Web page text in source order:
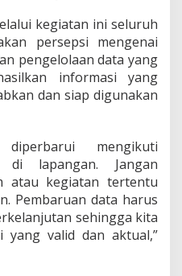
kegiatan ini seluruh
persepsi mengenai
pengelolaan data yang
informasi yang
dan siap digunakan
mengikuti
di lapangan. Jangan
atau kegiatan tertentu
Pembaruan data harus
sehingga kita
yang valid dan aktual,”